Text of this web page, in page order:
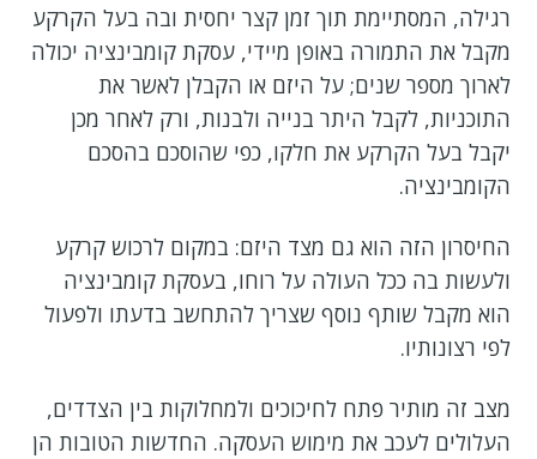
רגילה, המסתיימת תוך זמן קצר יחסית ובה בעל הקרקע
מקבל את התמורה באופן מיידי, עסקת קומבינציה יכולה
לארוך מספר שנים; על היזם או הקבלן לאשר את
התוכניות, לקבל היתר בנייה ולבנות, ורק לאחר מכן
יקבל בעל הקרקע את חלקו, כפי שהוסכם בהסכם
הקומבינציה.
החיסרון הזה הוא גם מצד היזם: במקום לרכוש קרקע
ולעשות בה ככל העולה על רוחו, בעסקת קומבינציה
הוא מקבל שותף נוסף שצריך להתחשב בדעתו ולפעול
לפי רצונותיו.
מצב זה מותיר פתח לחיכוכים ולמחלוקות בין הצדדים,
העלולים לעכב את מימוש העסקה. החדשות הטובות הן